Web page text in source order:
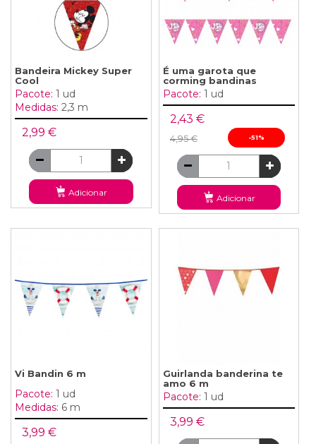
Bandeira Mickey Super
Cool
Pacote: 1 ud
Medidas: 2,3 m
2,99 €
Adicionar
É uma garota que
corming bandinas
Pacote: 1 ud
2,43 €
4,95 € -51%
Adicionar
Vi Bandin 6 m
Pacote: 1 ud
Medidas: 6 m
3,99 €
Guirlanda banderina te
amo 6 m
Pacote: 1 ud
3,99 €